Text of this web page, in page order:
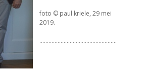
foto © paul kriele, 29 mei
2019.
...................................................